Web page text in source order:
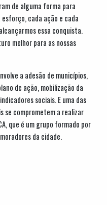
de alguma forma para
cada ação e cada
essa conquista.
melhor para as nossas
a adesão de municípios,
de ação, mobilização da
sociais. E uma das
se comprometem a realizar
que é um grupo formado por
da cidade.